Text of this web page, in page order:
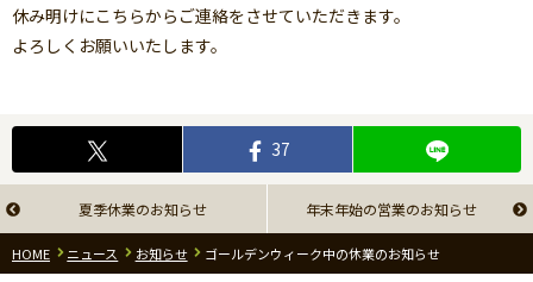
休み明けにこちらからご連絡をさせていただきます。
よろしくお願いいたします。
37
夏季休業のお知らせ 年末年始の営業のお知らせ
HOME ニュース お知らせ ゴールデンウィーク中の休業のお知らせ